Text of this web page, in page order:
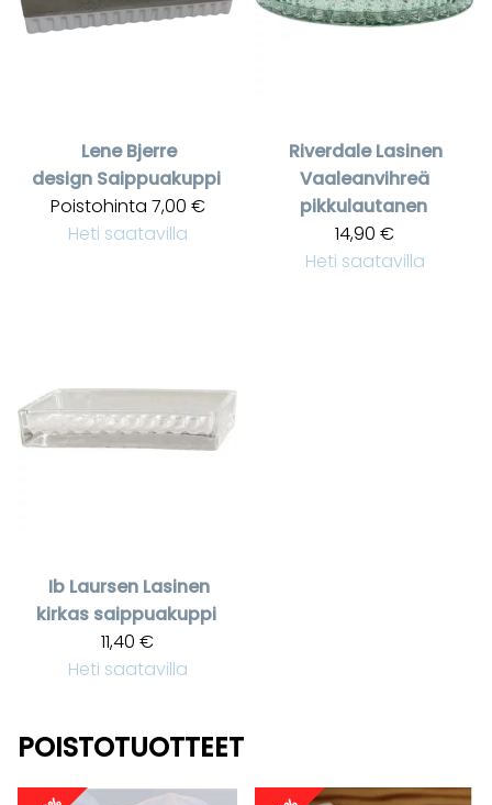
Lene Bjerre
design Saippuakuppi
Poistohinta 7,00 €
Heti saatavilla
Riverdale Lasinen
Vaaleanvihreä
pikkulautanen
14,90 €
Heti saatavilla
Ib Laursen Lasinen
kirkas saippuakuppi
11,40 €
Heti saatavilla
POISTOTUOTTEET